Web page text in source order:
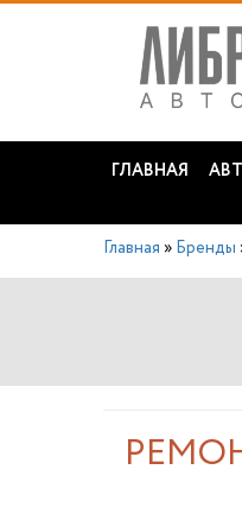
ГЛАВНАЯ
Главная » Бренды